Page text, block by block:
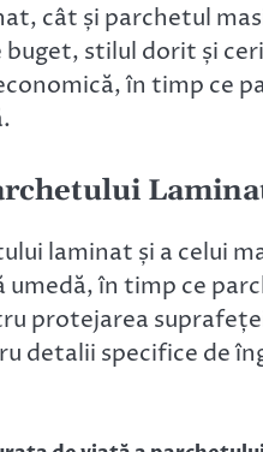
cât și parchetul
buget, stilul dorit și
în timp ce
laminat și a celui
umedă, în timp ce
protejarea
detalii specifice de